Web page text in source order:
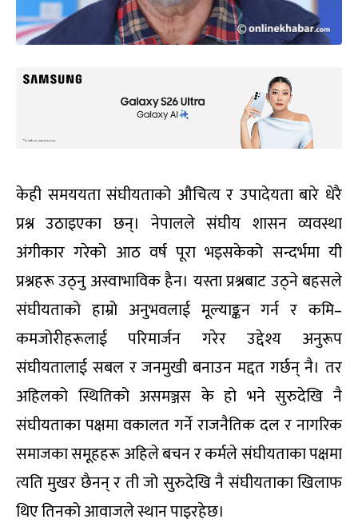
केही समययता संघीयताको औचित्य र उपादेयता बारे धेरै
प्रश्न उठाइएका छन्। नेपालले संघीय शासन व्यवस्था
अंगीकार गरेको आठ वर्ष पूरा भइसकेको सन्दर्भमा यी
प्रश्नहरू उठ्नु अस्वाभाविक हैन। यस्ता प्रश्नबाट उठ्ने बहसले
संघीयताको हाम्रो अनुभवलाई मूल्याङ्कन गर्न र कमि–
कमजोरीहरूलाई परिमार्जन गरेर उद्देश्य अनुरूप
संघीयतालाई सबल र जनमुखी बनाउन मद्दत गर्छन् नै। तर
अहिलको स्थितिको असमञ्जस के हो भने सुरुदेखि नै
संघीयताका पक्षमा वकालत गर्ने राजनैतिक दल र नागरिक
समाजका समूहहरू अहिले बचन र कर्मले संघीयताका पक्षमा
त्यति मुखर छैनन् र ती जो सुरुदेखि नै संघीयताका खिलाफ
थिए तिनको आवाजले स्थान पाइरहेछ।